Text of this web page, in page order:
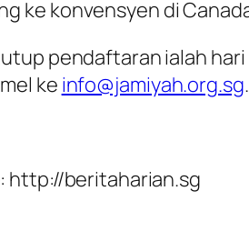
ke konvensyen di
pendaftaran ialah hari
ke info@jamiyah.org.sg.
http://beritaharian.sg